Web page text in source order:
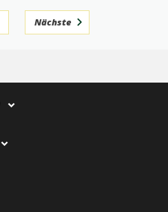
Nächste